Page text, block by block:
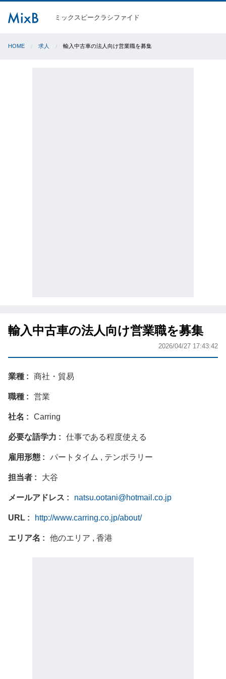
ミックスビークラシファイド
HOME 求人 輸入中古車の法人向け営業職を募集
輸入中古車の法人向け営業職を募集
2026/04/27 17:43:42
業種 商社・貿易
職種 営業
社名 Carring
必要な語学力 仕事である程度使える
雇用形態 パートタイム , テンポラリー
担当者 大谷
メールアドレス natsu.ootani@hotmail.co.jp
URL http://www.carring.co.jp/about/
エリア名 他のエリア , 香港